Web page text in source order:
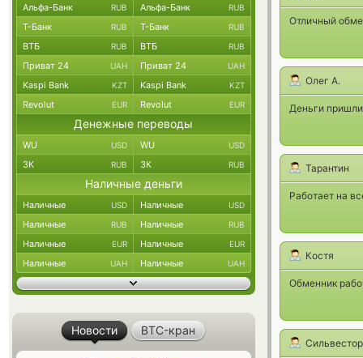
Отличный
Олег А.
Деньги
Тарантин
Работает на
Костя
Обменник
Сильвестор
Альфа-Банк RUB Альфа-Банк RUB
Т-Банк RUB Т-Банк RUB
ВТБ RUB ВТБ RUB
Приват 24 UAH Приват 24 UAH
Kaspi Bank KZT Kaspi Bank KZT
Revolut EUR Revolut EUR
Денежные переводы
WU USD WU USD
ЗК RUB ЗК RUB
Наличные деньги
Наличные USD Наличные USD
Наличные RUB Наличные RUB
Наличные EUR Наличные EUR
Наличные UAH Наличные UAH
Новости BTC-кран